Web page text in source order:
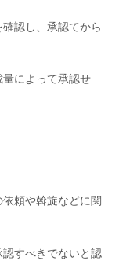
認し、承認てから
によって承認せ
頼や斡旋などに関
すべきでないと認